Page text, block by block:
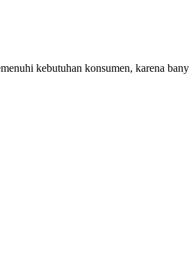
kebutuhan konsumen, karena